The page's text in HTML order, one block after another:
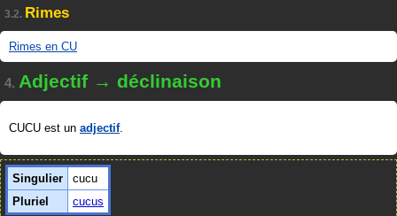
3.2. Rimes
Rimes en CU
4. Adjectif → déclinaison
CUCU est un adjectif.
Singulier
cucu
Pluriel
cucus